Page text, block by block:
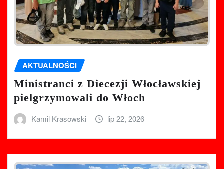
AKTUALNOŚCI
Ministranci z Diecezji Włocławskiej
pielgrzymowali do Włoch
Kamil Krasowski lip 22, 2026